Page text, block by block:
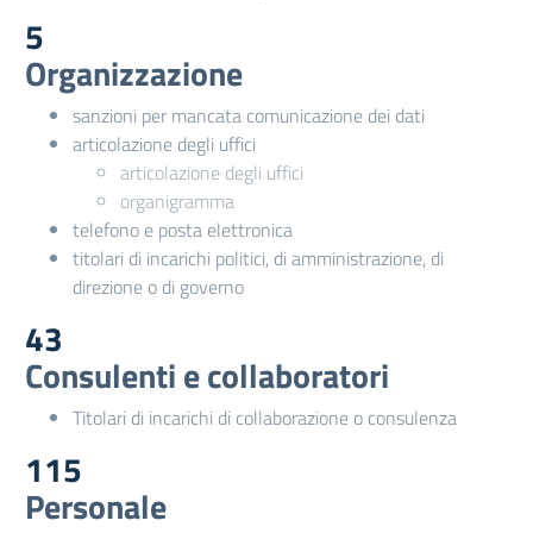
5
Organizzazione
sanzioni per mancata comunicazione dei dati
articolazione degli uffici
articolazione degli uffici
organigramma
telefono e posta elettronica
titolari di incarichi politici, di amministrazione, di
direzione o di governo
43
Consulenti e collaboratori
Titolari di incarichi di collaborazione o consulenza
115
Personale